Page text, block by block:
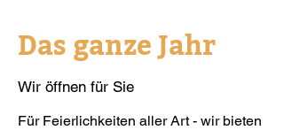
Das ganze Jahr
Wir öffnen für Sie
Für Feierlichkeiten aller Art - wir bieten